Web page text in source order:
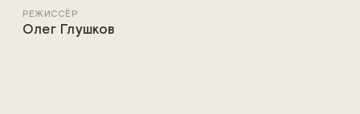
РЕЖИССЁР
Олег Глушков